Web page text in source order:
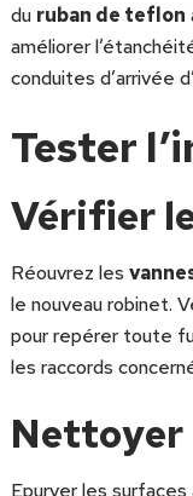
du ruban de teflon
améliorer
conduites d’arrivée
Tester
Vérifier
Réouvrez les
le nouveau robinet.
pour repérer toute
les raccords
Nettoyer
Epurver les surfaces